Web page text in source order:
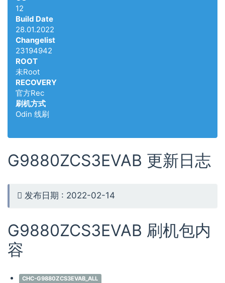
12
Build Date
28.01.2022
Changelist
23194942
ROOT
未Root
RECOVERY
官方Rec
刷机方式
Odin 线刷
G9880ZCS3EVAB 更新日志
发布日期 : 2022-02-14
G9880ZCS3EVAB 刷机包内
容
CHC-G9880ZCS3EVAB_ALL